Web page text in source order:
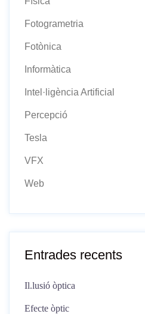
Fotogrametria
Fotònica
Informàtica
Intel·ligència Artificial
Percepció
Tesla
VFX
Web
Entrades recents
Il.lusió òptica
Efecte òptic